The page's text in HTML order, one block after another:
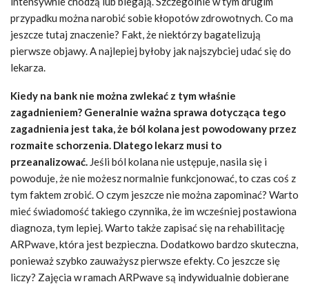
przypadku można narobić sobie kłopotów zdrowotnych. Co ma
jeszcze tutaj znaczenie? Fakt, że niektórzy bagatelizują
pierwsze objawy. A najlepiej byłoby jak najszybciej udać się do
lekarza.
Kiedy na bank nie można zwlekać z tym właśnie
zagadnieniem? Generalnie ważna sprawa dotycząca tego
zagadnienia jest taka, że ból kolana jest powodowany przez
rozmaite schorzenia. Dlatego lekarz musi to
przeanalizować. Jeśli ból kolana nie ustępuje, nasila się i
powoduje, że nie możesz normalnie funkcjonować, to czas coś z
tym faktem zrobić. O czym jeszcze nie można zapominać? Warto
mieć świadomość takiego czynnika, że im wcześniej postawiona
diagnoza, tym lepiej. Warto także zapisać się na rehabilitację
ARPwave, która jest bezpieczna. Dodatkowo bardzo skuteczna,
ponieważ szybko zauważysz pierwsze efekty. Co jeszcze się
liczy? Zajęcia w ramach ARPwave są indywidualnie dobierane